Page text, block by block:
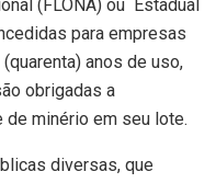
(FLONA) ou Estadual
para empresas
anos de uso,
obrigadas a
de minério em seu lote.
diversas, que